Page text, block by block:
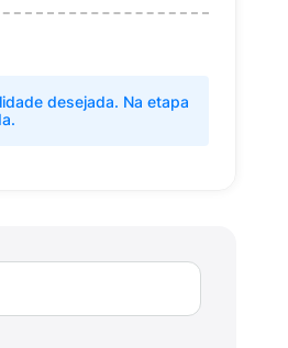
desejada. Na etapa